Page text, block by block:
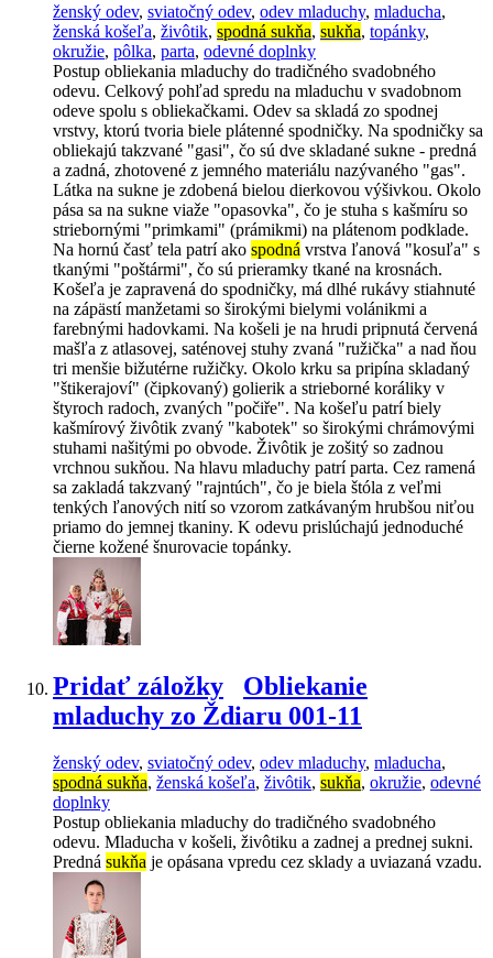
ženský odev, sviatočný odev, odev mladuchy, mladucha,
ženská košeľa, živôtik, spodná sukňa, sukňa, topánky,
okružie, pôlka, parta, odevné doplnky
Postup obliekania mladuchy do tradičného svadobného
odevu. Celkový pohľad spredu na mladuchu v svadobnom
odeve spolu s obliekačkami. Odev sa skladá zo spodnej
vrstvy, ktorú tvoria biele plátenné spodničky. Na spodničky sa
obliekajú takzvané "gasi", čo sú dve skladané sukne - predná
a zadná, zhotovené z jemného materiálu nazývaného "gas".
Látka na sukne je zdobená bielou dierkovou výšivkou. Okolo
pása sa na sukne viaže "opasovka", čo je stuha s kašmíru so
striebornými "primkami" (prámikmi) na plátenom podklade.
Na hornú časť tela patrí ako spodná vrstva ľanová "kosuľa" s
tkanými "poštármi", čo sú prieramky tkané na krosnách.
Košeľa je zapravená do spodničky, má dlhé rukávy stiahnuté
na zápästí manžetami so širokými bielymi volánikmi a
farebnými hadovkami. Na košeli je na hrudi pripnutá červená
mašľa z atlasovej, saténovej stuhy zvaná "ružička" a nad ňou
tri menšie bižutérne ružičky. Okolo krku sa pripína skladaný
"štikerajoví" (čipkovaný) golierik a strieborné koráliky v
štyroch radoch, zvaných "počiře". Na košeľu patrí biely
kašmírový živôtik zvaný "kabotek" so širokými chrámovými
stuhami našitými po obvode. Živôtik je zošitý so zadnou
vrchnou sukňou. Na hlavu mladuchy patrí parta. Cez ramená
sa zakladá takzvaný "rajntúch", čo je biela štóla z veľmi
tenkých ľanových nití so vzorom zatkávaným hrubšou niťou
priamo do jemnej tkaniny. K odevu prislúchajú jednoduché
čierne kožené šnurovacie topánky.
Pridať záložky
Obliekanie
mladuchy zo Ždiaru 001-11
ženský odev, sviatočný odev, odev mladuchy, mladucha,
spodná sukňa, ženská košeľa, živôtik, sukňa, okružie, odevné
doplnky
Postup obliekania mladuchy do tradičného svadobného
odevu. Mladucha v košeli, živôtiku a zadnej a prednej sukni.
Predná sukňa je opásana vpredu cez sklady a uviazaná vzadu.